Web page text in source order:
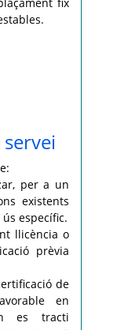
per a un
existents
específic.
llicència o
prèvia
de
en
es tracti